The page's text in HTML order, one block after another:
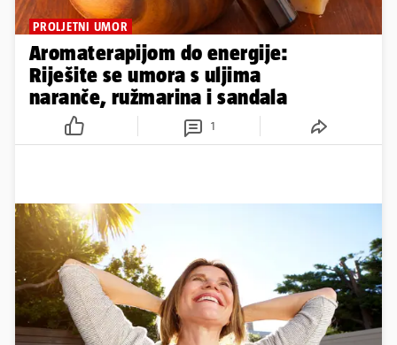
PROLJETNI UMOR
Aromaterapijom do energije:
Riješite se umora s uljima
naranče, ružmarina i sandala
1